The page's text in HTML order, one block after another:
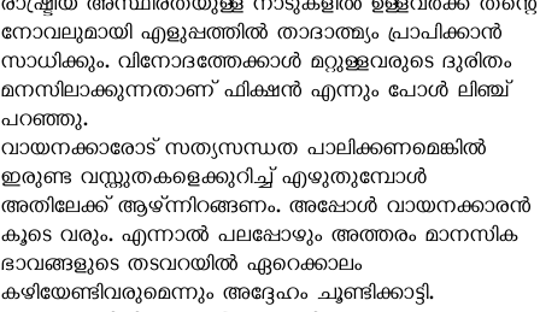
രാഷ്ട്രീയ അസ്ഥിരതയുള്ള നാടുകളിൽ ഉള്ളവർക്ക് തന്റെ
നോവലുമായി എളുപ്പത്തിൽ താദാത്മ്യം പ്രാപിക്കാൻ
സാധിക്കും. വിനോദത്തേക്കാൾ മറ്റുള്ളവരുടെ ദുരിതം
മനസിലാക്കുന്നതാണ് ഫിക്ഷൻ എന്നും പോൾ ലിഞ്ച്
പറഞ്ഞു.
വായനക്കാരോട് സത്യസന്ധത പാലിക്കണമെങ്കിൽ
ഇരുണ്ട വസ്തുതകളെക്കുറിച്ച് എഴുതുമ്പോൾ
അതിലേക്ക് ആഴ്ന്നിറങ്ങണം. അപ്പോൾ വായനക്കാരൻ
കൂടെ വരും. എന്നാൽ പലപ്പോഴും അത്തരം മാനസിക
ഭാവങ്ങളുടെ തടവറയിൽ ഏറെക്കാലം
കഴിയേണ്ടിവരുമെന്നും അദ്ദേഹം ചൂണ്ടിക്കാട്ടി.